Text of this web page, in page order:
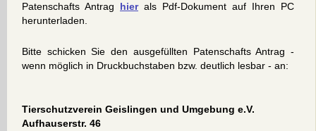
Patenschafts Antrag hierals Pdf-Dokument auf Ihren PC
herunterladen.
Bitte schicken Sie den ausgefüllten Patenschafts Antrag -
wenn möglich in Druckbuchstaben bzw. deutlich lesbar - an:
Tierschutzverein Geislingen und Umgebung e.V.
Aufhauserstr. 46